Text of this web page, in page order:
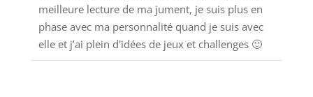
meilleure lecture de ma jument, je suis plus en
phase avec ma personnalité quand je suis avec
elle et j’ai plein d'idées de jeux et challenges 🙂